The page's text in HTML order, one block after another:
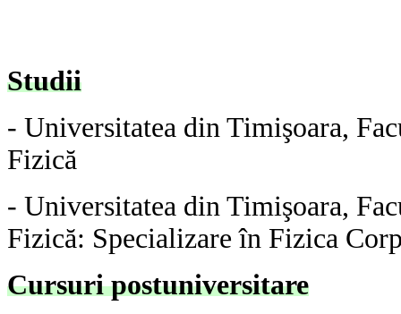
Studii
- Universitatea din Timişoara,
Fizică
- Universitatea din Timişoara,
Fizică: Specializare în Fizica
Cursuri postuniversitare